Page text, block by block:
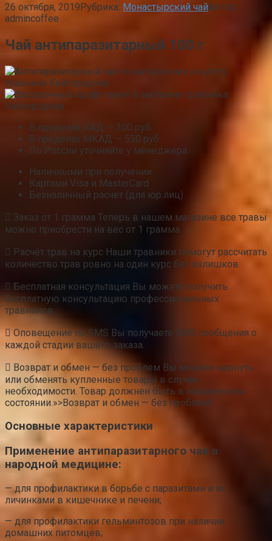
26 октября, 2019Рубрика: Монастырский чайАвтор:
admincoffee
Чай антипаразитарный 100 г
В пределах КАД — 300 руб.
В пределах МКАД — 550 руб.
По России уточняйте у менеджера.
Наличными при получении
Картами Visa и MasterCard
Безналичный расчет (для юр.лиц)
 Заказ от 1 грамма Теперь в нашем магазине все травы
можно приобрести на вес от 1 грамма
 Расчёт трав на курс Наши травники помогут рассчитать
количество трав ровно на один курс без излишков
 Бесплатная консультация Вы можете получить
бесплатную консультацию профессиональных
травников.
 Оповещение по SMS Вы получаете SMS сообщения о
каждой стадии вашего заказа.
 Возврат и обмен — без проблем Вы можете вернуть
или обменять купленные товары в случае
необходимости. Товар должнен быть в нормальном
состоянии.»>Возврат и обмен — без проблем!
Основные характеристики
Применение антипаразитарного чая в
народной медицине:
— для профилактики в борьбе с паразитами и их
личинками в кишечнике и печени;
— для профилактики гельминтозов при наличии
домашних питомцев;